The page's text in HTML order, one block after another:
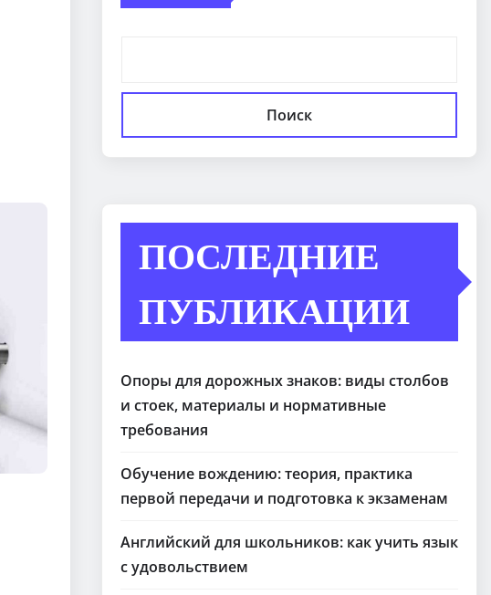
Поиск
ПОСЛЕДНИЕ
ПУБЛИКАЦИИ
Опоры для дорожных знаков: виды столбов
и стоек, материалы и нормативные
требования
Обучение вождению: теория, практика
первой передачи и подготовка к экзаменам
Английский для школьников: как учить язык
с удовольствием